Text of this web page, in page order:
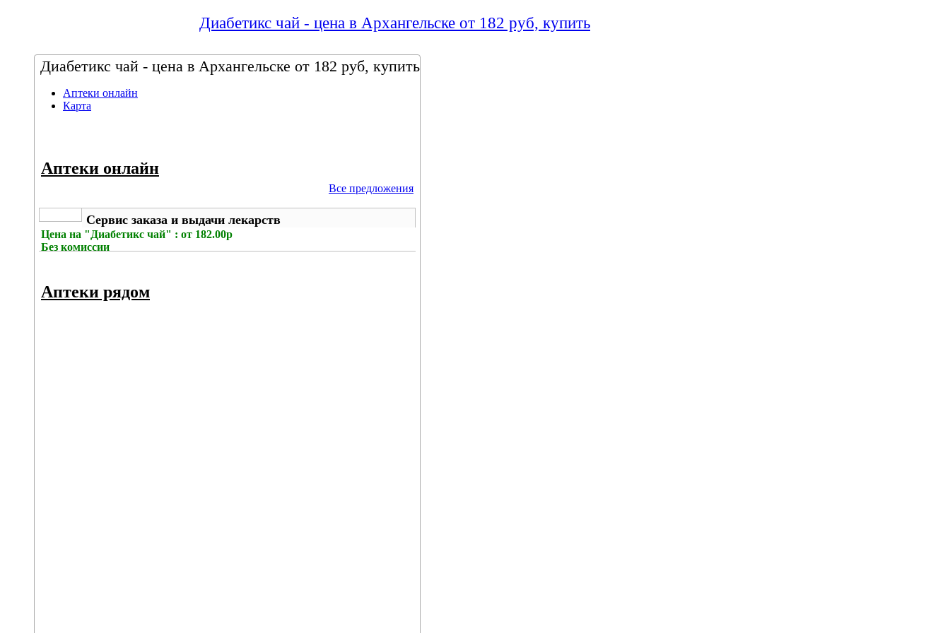
Диабетикс чай - цена в Архангельске от 182 руб, купить
Диабетикс чай - цена в Архангельске от 182 руб, купить
Аптеки онлайн
Карта
Аптеки онлайн
Все предложения
Сервис заказа и выдачи лекарств
Цена на "Диабетикс чай" : от 182.00р
Без комиссии
Аптеки рядом